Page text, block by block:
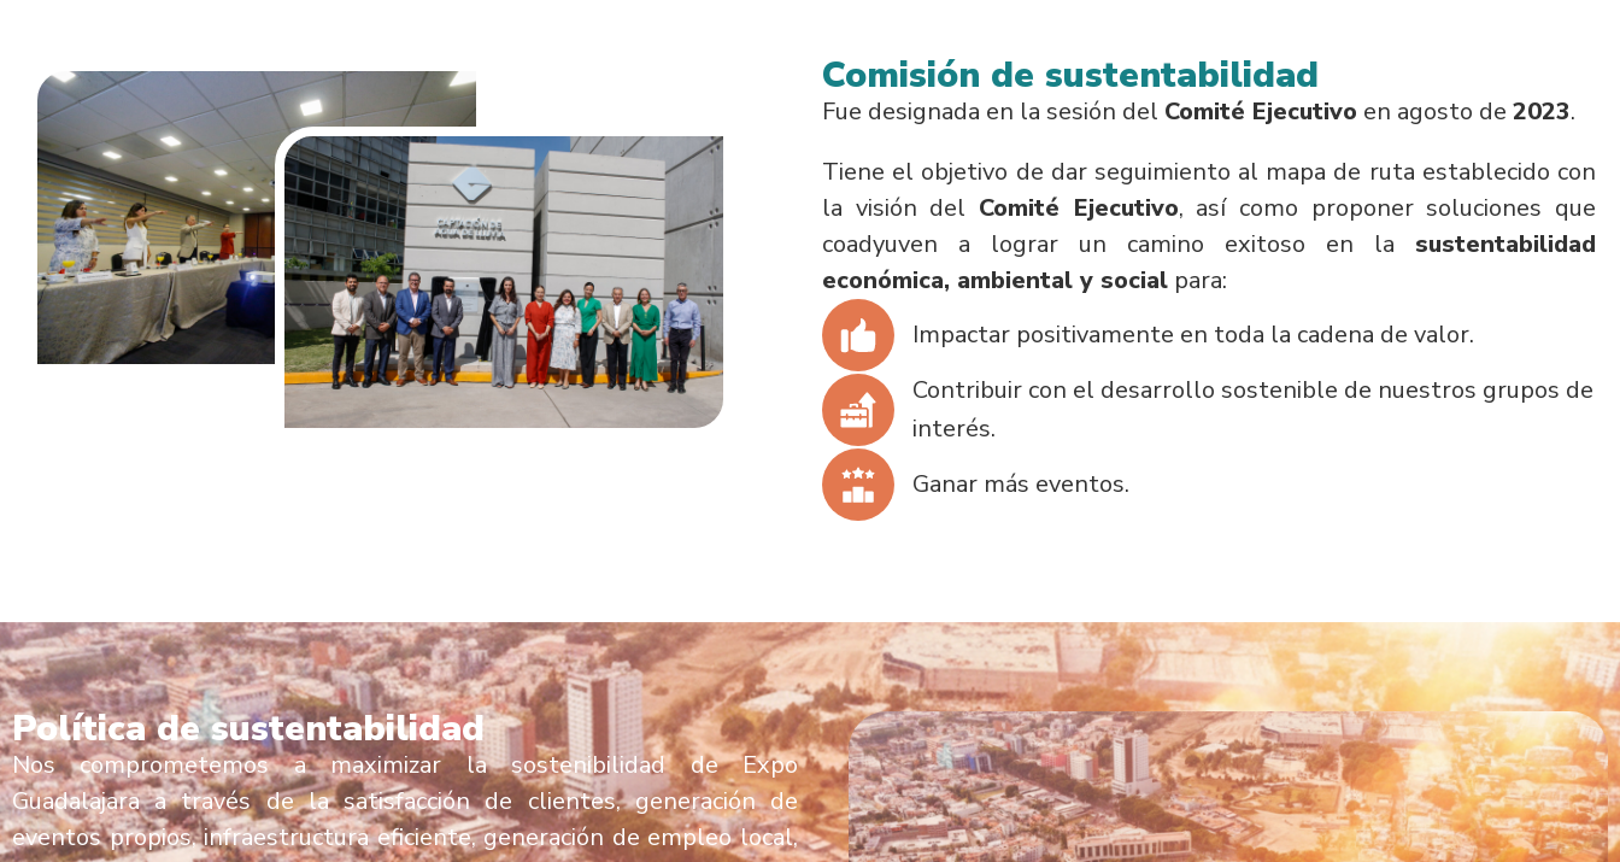
Comisión de sustentabilidad
Fue designada en la sesión del Comité Ejecutivo en agosto de 2023.
Tiene el objetivo de dar seguimiento al mapa de ruta establecido con
la visión del Comité Ejecutivo, así como proponer soluciones que
coadyuven a lograr un camino exitoso en la sustentabilidad
económica, ambiental y social para:
Impactar positivamente en toda la cadena de valor.
Contribuir con el desarrollo sostenible de nuestros grupos de
interés.
Ganar más eventos.
Política de sustentabilidad
Nos comprometemos a maximizar la sostenibilidad de Expo
Guadalajara a través de la satisfacción de clientes, generación de
eventos propios, infraestructura eficiente, generación de empleo local,